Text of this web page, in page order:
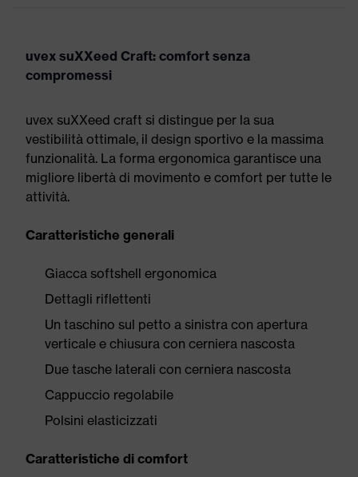
uvex suXXeed Craft: comfort senza
compromessi
uvex suXXeed craft si distingue per la sua
vestibilità ottimale, il design sportivo e la massima
funzionalità. La forma ergonomica garantisce una
migliore libertà di movimento e comfort per tutte le
attività.
Caratteristiche generali
Giacca softshell ergonomica
Dettagli riflettenti
Un taschino sul petto a sinistra con apertura
verticale e chiusura con cerniera nascosta
Due tasche laterali con cerniera nascosta
Cappuccio regolabile
Polsini elasticizzati
Caratteristiche di comfort